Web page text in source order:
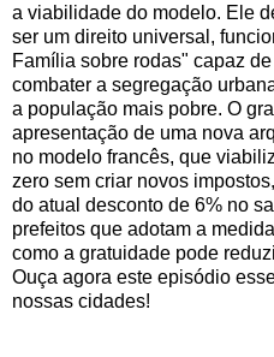
a viabilidade do modelo. Ele
ser um direito universal,
Família sobre rodas" capaz
combater a segregação
a população mais pobre. O
apresentação de uma nova
no modelo francês, que
zero sem criar novos
do atual desconto de 6% no
prefeitos que adotam a
como a gratuidade pode
Ouça agora este episódio
nossas cidades!